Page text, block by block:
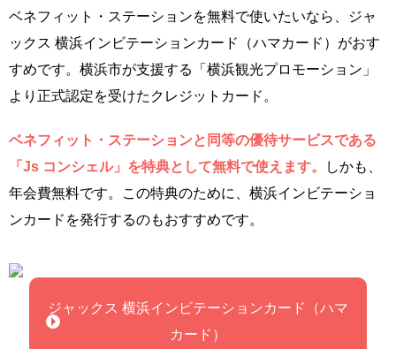
ベネフィット・ステーションを無料で使いたいなら、ジャ
ックス 横浜インビテーションカード（ハマカード）がおす
すめです。横浜市が支援する「横浜観光プロモーション」
より正式認定を受けたクレジットカード。
ベネフィット・ステーションと同等の優待サービスである
「Js コンシェル」を特典として無料で使えます。
しかも、
年会費無料です。この特典のために、横浜インビテーショ
ンカードを発行するのもおすすめです。
ジャックス 横浜インビテーションカード（ハマ
カード）